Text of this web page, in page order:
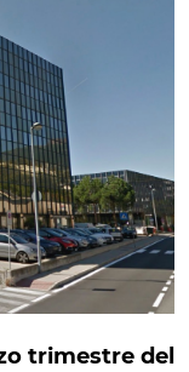
trimestre del